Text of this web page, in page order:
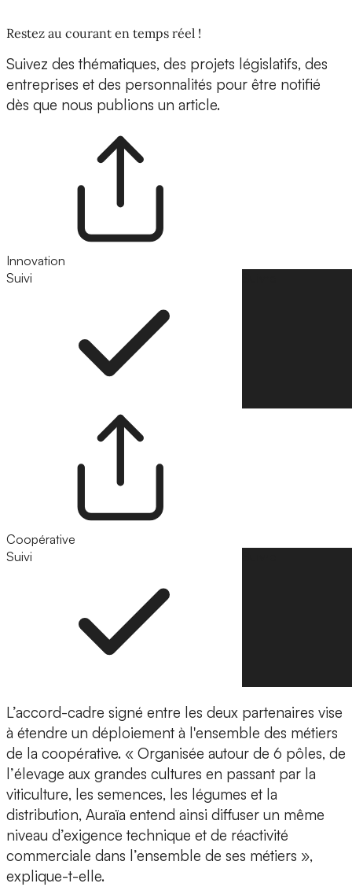
Restez au courant en temps réel !
Suivez des thématiques, des projets législatifs, des
entreprises et des personnalités pour être notifié
dès que nous publions un article.
Innovation
Suivi
Coopérative
Suivi
L’accord-cadre signé entre les deux partenaires vise
à étendre un déploiement à l'ensemble des métiers
de la coopérative. « Organisée autour de 6 pôles, de
l’élevage aux grandes cultures en passant par la
viticulture, les semences, les légumes et la
distribution, Auraïa entend ainsi diffuser un même
niveau d’exigence technique et de réactivité
commerciale dans l’ensemble de ses métiers »,
explique-t-elle.